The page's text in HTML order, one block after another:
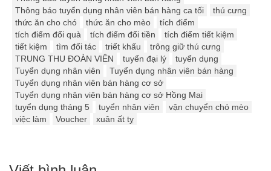
Thông báo tuyển dụng nhân viên bán hàng ca tối
thú cưng
thức ăn cho chó
thức ăn cho mèo
tích điểm
tích điểm đổi quà
tích điểm đổi tiền
tích điểm tiết kiệm
tiết kiệm
tìm đối tác triết khấu
trông giữ thú cưng
TRUNG THU ĐOÀN VIÊN
tuyển đại lý
tuyển dụng
Tuyển dụng nhân viên
Tuyển dụng nhân viên bán hàng
Tuyển dụng nhân viên bán hàng cơ sở
Tuyển dụng nhân viên bán hàng cơ sở Hồng Mai
tuyển dụng tháng 5
tuyển nhân viên
vận chuyển chó mèo
việc làm
Voucher xuân ất tỵ